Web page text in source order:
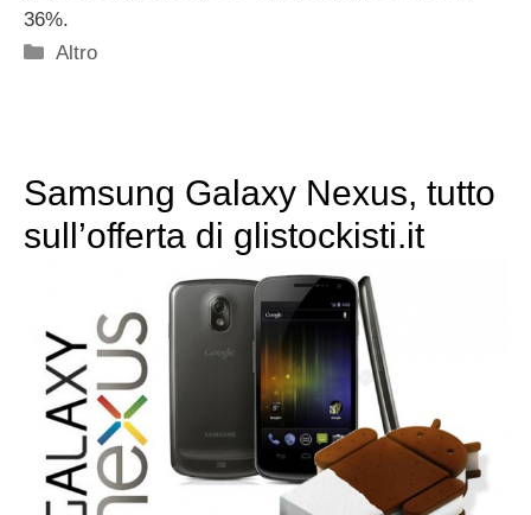
36%.
Categorie
Altro
Samsung Galaxy Nexus, tutto
sull’offerta di glistockisti.it